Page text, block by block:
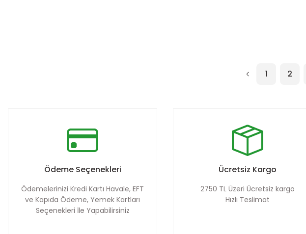
1 2
Ödeme Seçenekleri
Ödemelerinizi Kredi Kartı Havale, EFT
ve Kapıda Ödeme, Yemek Kartları
Seçenekleri İle Yapabilirsiniz
Ücretsiz Kargo
2750 TL Üzeri Ücretsiz kargo
Hızlı Teslimat